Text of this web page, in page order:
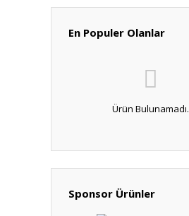
En Populer Olanlar
Ürün Bulunamadı.
Sponsor Ürünler